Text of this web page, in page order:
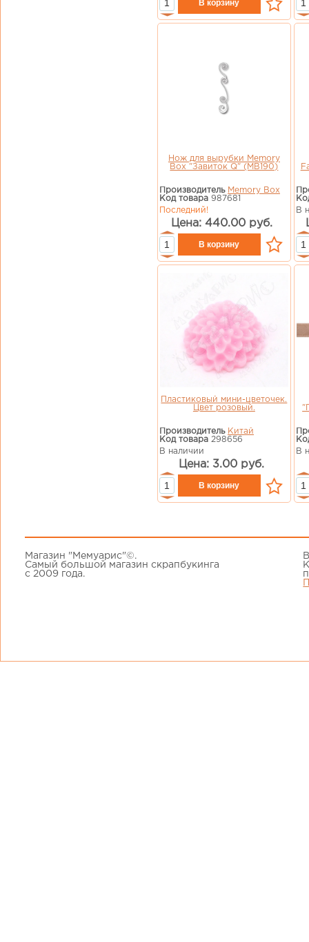
Нож для вырубки Memory
Box "Завиток Q" (MB190)
Производитель Memory Box
Код товара 987681
Последний!
Цена: 440.00 руб.
В
Пластиковый мини-цветочек.
Цвет розовый.
Производитель Китай
Код товара 298656
В наличии
Цена: 3.00 руб.
В
Магазин "Мемуарис"©.
Самый большой магазин скрапбукинга
с 2009 года.